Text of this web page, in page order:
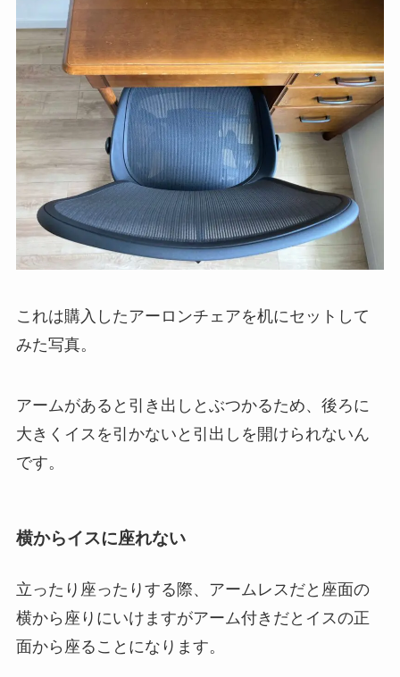
これは購入したアーロンチェアを机にセットして
みた写真。
アームがあると引き出しとぶつかるため、後ろに
大きくイスを引かないと引出しを開けられないん
です。
横からイスに座れない
立ったり座ったりする際、アームレスだと座面の
横から座りにいけますがアーム付きだとイスの正
面から座ることになります。